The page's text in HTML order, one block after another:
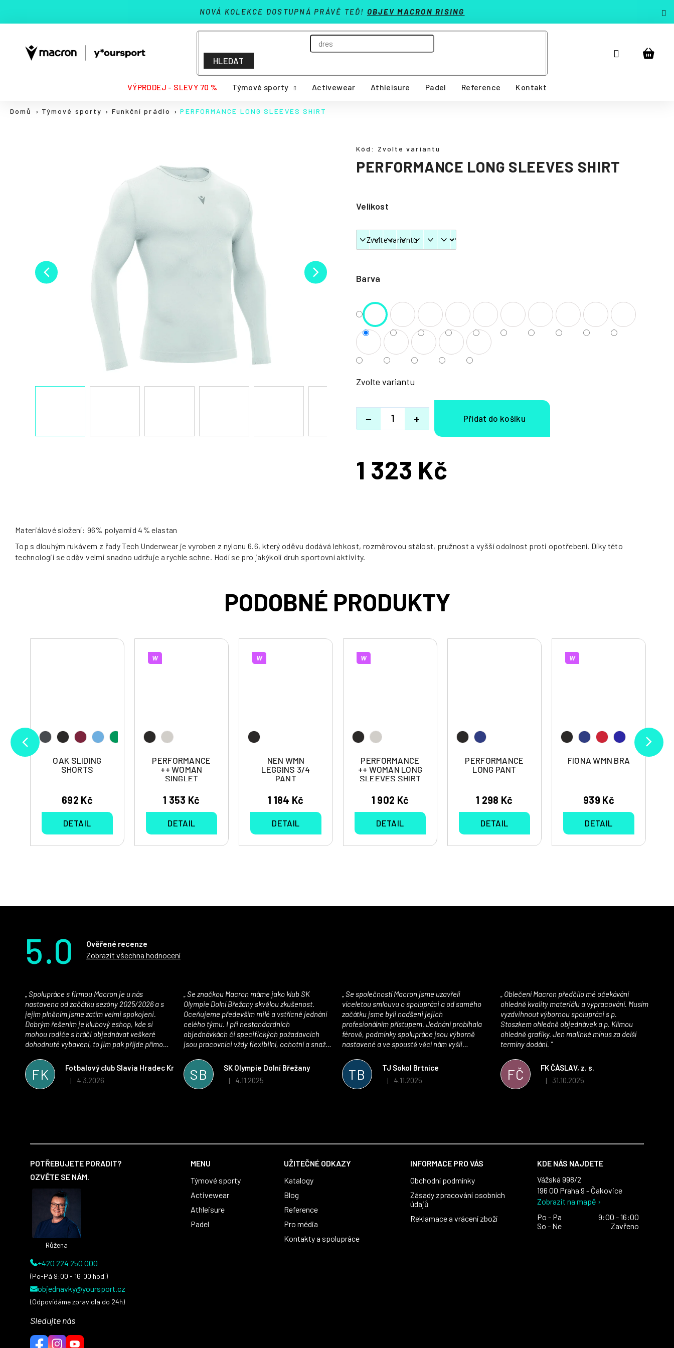
obsah
NOVÁ KOLEKCE DOSTUPNÁ PRÁVĚ TEĎ! OBJEV MACRON RISING
HLEDAT
Přihlášení
VÝPRODEJ - SLEVY 70 % Týmové sporty Activewear Athleisure Padel Reference Kontakt
Domů Týmové sporty Funkční prádlo PERFORMANCE LONG SLEEVES SHIRT
PERFORMANCE LONG SLEEVES SHIRT
Barva
Velikost
Zvolte variantu
+
−
Kód: Zvolte variantu
1 323 Kč
Měrná
Materiálové složení: 96% polyamid 4% elastan
Top s dlouhým rukávem z řady Tech Underwear je vyroben z nylonu 6.6, který oděvu dodává lehkost, rozměrovou stálost, pružnost a vyšší odolnost proti opotřebení. Díky této
technologii se oděv velmi snadno udržuje a rychle schne. Hodí se pro jakýkoli druh sportovní aktivity.
OAK SLIDING
SHORTS
692 Kč
DETAIL
W
PERFORMANCE
++ WOMAN
SINGLET
1 353 Kč
DETAIL
W
NEN WMN
LEGGINS 3/4
PANT
1 184 Kč
DETAIL
W
PERFORMANCE
++ WOMAN LONG
SLEEVES SHIRT
1 902 Kč
DETAIL
PERFORMANCE
LONG PANT
1 298 Kč
DETAIL
W
FIONA WMN BRA
939 Kč
DETAIL
Zpět
obchodu
Zpět
obchodu
5.0
Ověřené recenze
Zobrazit všechna hodnocení
FK
Fotbalový club Slavia Hradec Králové z.s.
Hodnocení obchodu je 5 z 5 hvězdiček.
| 4.3.2026
nastavena od začátku sezóny 2025/2026 a s
jejím plněním jsme zatím velmi spokojeni.
Dobrým řešením je klubový eshop, kde si
mohou rodiče s hráči objednávat veškeré
dohodnuté vybavení, to jim pak přijde přímo
oblečením jsme spokojeni, stejně tak s
komunikací a snahou řešit všechny záležitosti
velmi rychle a ke spokojenosti obou stran.
SB
SK Olympie Dolní Břežany
Hodnocení obchodu je 5 z 5 hvězdiček.
| 4.11.2025
Olympie Dolní Břežany skvělou zkušenost.
Oceňujeme především milé a vstřícné jednání
celého týmu. I při nestandardních
objednávkách či specifických požadavcích
jsou pracovníci vždy flexibilní, ochotní a snaží
vynikající a plně odpovídá potřebám
sportovního klubu!
TB
TJ Sokol Brtnice
Hodnocení obchodu je 5 z 5 hvězdiček.
| 4.11.2025
víceletou smlouvu o spolupráci a od samého
začátku jsme byli nadšeni jejich
profesionálním přístupem. Jednání probíhala
férově, podmínky spolupráce jsou výborně
nastavené a ve spoustě věcí nám vyšli
velmi kvalitní a příjemné na nošení. Velmi
oceňujeme také vytvoření klubového e-shopu,
který je perfektně zpracovaný a výrazně nám
FČ
FK ČÁSLAV, z. s.
Hodnocení obchodu je 5 z 5 hvězdiček.
| 31.10.2025
ohledně kvality materiálu a vypracování. Musím
vyzdvihnout výbornou spolupráci s p.
Stoszkem ohledně objednávek a p. Klímou
ohledně grafiky. Jen malinké mínus za delší
termíny dodání.
POTŘEBUJETE PORADIT?
OZVĚTE SE NÁM.
Růžena
+420 224 250 000
(Po-Pá 9:00 - 16:00 hod.)
objednavky@yoursport.cz
(Odpovídáme zpravidla do 24h)
Sledujte nás
MENU
Týmové sporty
Activewear
Athleisure
Padel
UŽITEČNÉ ODKAZY
Katalogy
Blog
Reference
Pro média
Kontakty a spolupráce
INFORMACE PRO VÁS
Obchodní podmínky
Zásady zpracování osobních
údajů
Reklamace a vrácení zboží
KDE NÁS NAJDETE
Vážská 998/2
196 00 Praha 9 - Čakovice
Zobrazit na mapě ›
Po - Pa
9:00 - 16:00
So - Ne
Zavřeno